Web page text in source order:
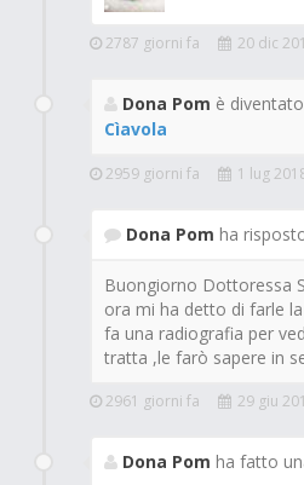
2787 giorni fa 20 dic
Dona Pom è
Cìavola
2959 giorni fa 1 lug
Dona Pom ha
Buongiorno Dottoressa
ora mi ha detto di farle
fa una radiografia per
tratta ,le farò sapere in
2961 giorni fa 29 giu
Dona Pom ha fatto